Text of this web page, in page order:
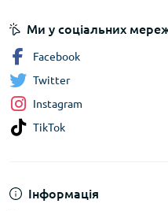
Інформація
Ми у соціальних
Facebook
Twitter
Instagram
TikTok